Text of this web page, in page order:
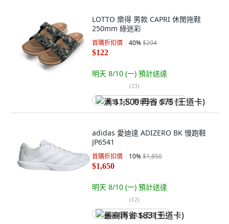
LOTTO 樂得 男款 CAPRI 休閒拖鞋
250mm 綠迷彩
首購折扣價 40%$204
$122
明天 8/10 (一) 預計送達
(23)
满 $1,500 再省 $75 (王道卡)
adidas 愛迪達 ADIZERO BK 慢跑鞋
JP6541
首購折扣價 10%$1,850
$1,650
明天 8/10 (一) 預計送達
(12)
最高再省 $83 (王道卡)